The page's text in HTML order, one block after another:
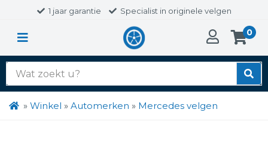
1 jaar garantie Specialist in originele velgen
0
Zoek
naar:
» Winkel » Automerken » Mercedes velgen